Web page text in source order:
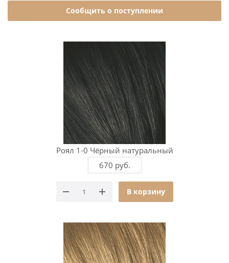
Сообщить о поступлении
Роял 1-0 Чёрный натуральный
670 руб.
В корзину